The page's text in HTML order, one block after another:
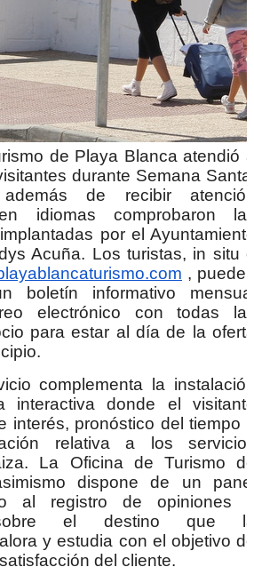
de Playa Blanca atendió
durante Semana
de recibir
idiomas comprobaron
por el
Acuña. Los turistas, in situ
,
boletín informativo
electrónico con todas
para estar al día de la
complementa la
interactiva donde el
interés, pronóstico del tiempo
relativa a los
La Oficina de Turismo
dispone de un
al registro de opiniones
sobre el destino que
y estudia con el objetivo
del cliente.